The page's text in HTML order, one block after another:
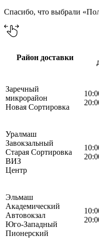
Спасибо, что выбрали
Район доставки
Заречный
микрорайон
Новая Сортировка
Уралмаш
Завокзальный
Старая Сортировка
ВИЗ
Центр
Эльмаш
Академический
Автовокзал
Юго-Западный
Пионерский